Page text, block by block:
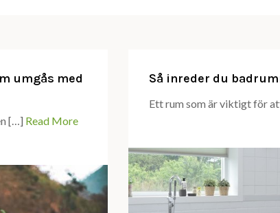
umgås med
[…] Read More
Så inreder du
Ett rum som är viktigt för